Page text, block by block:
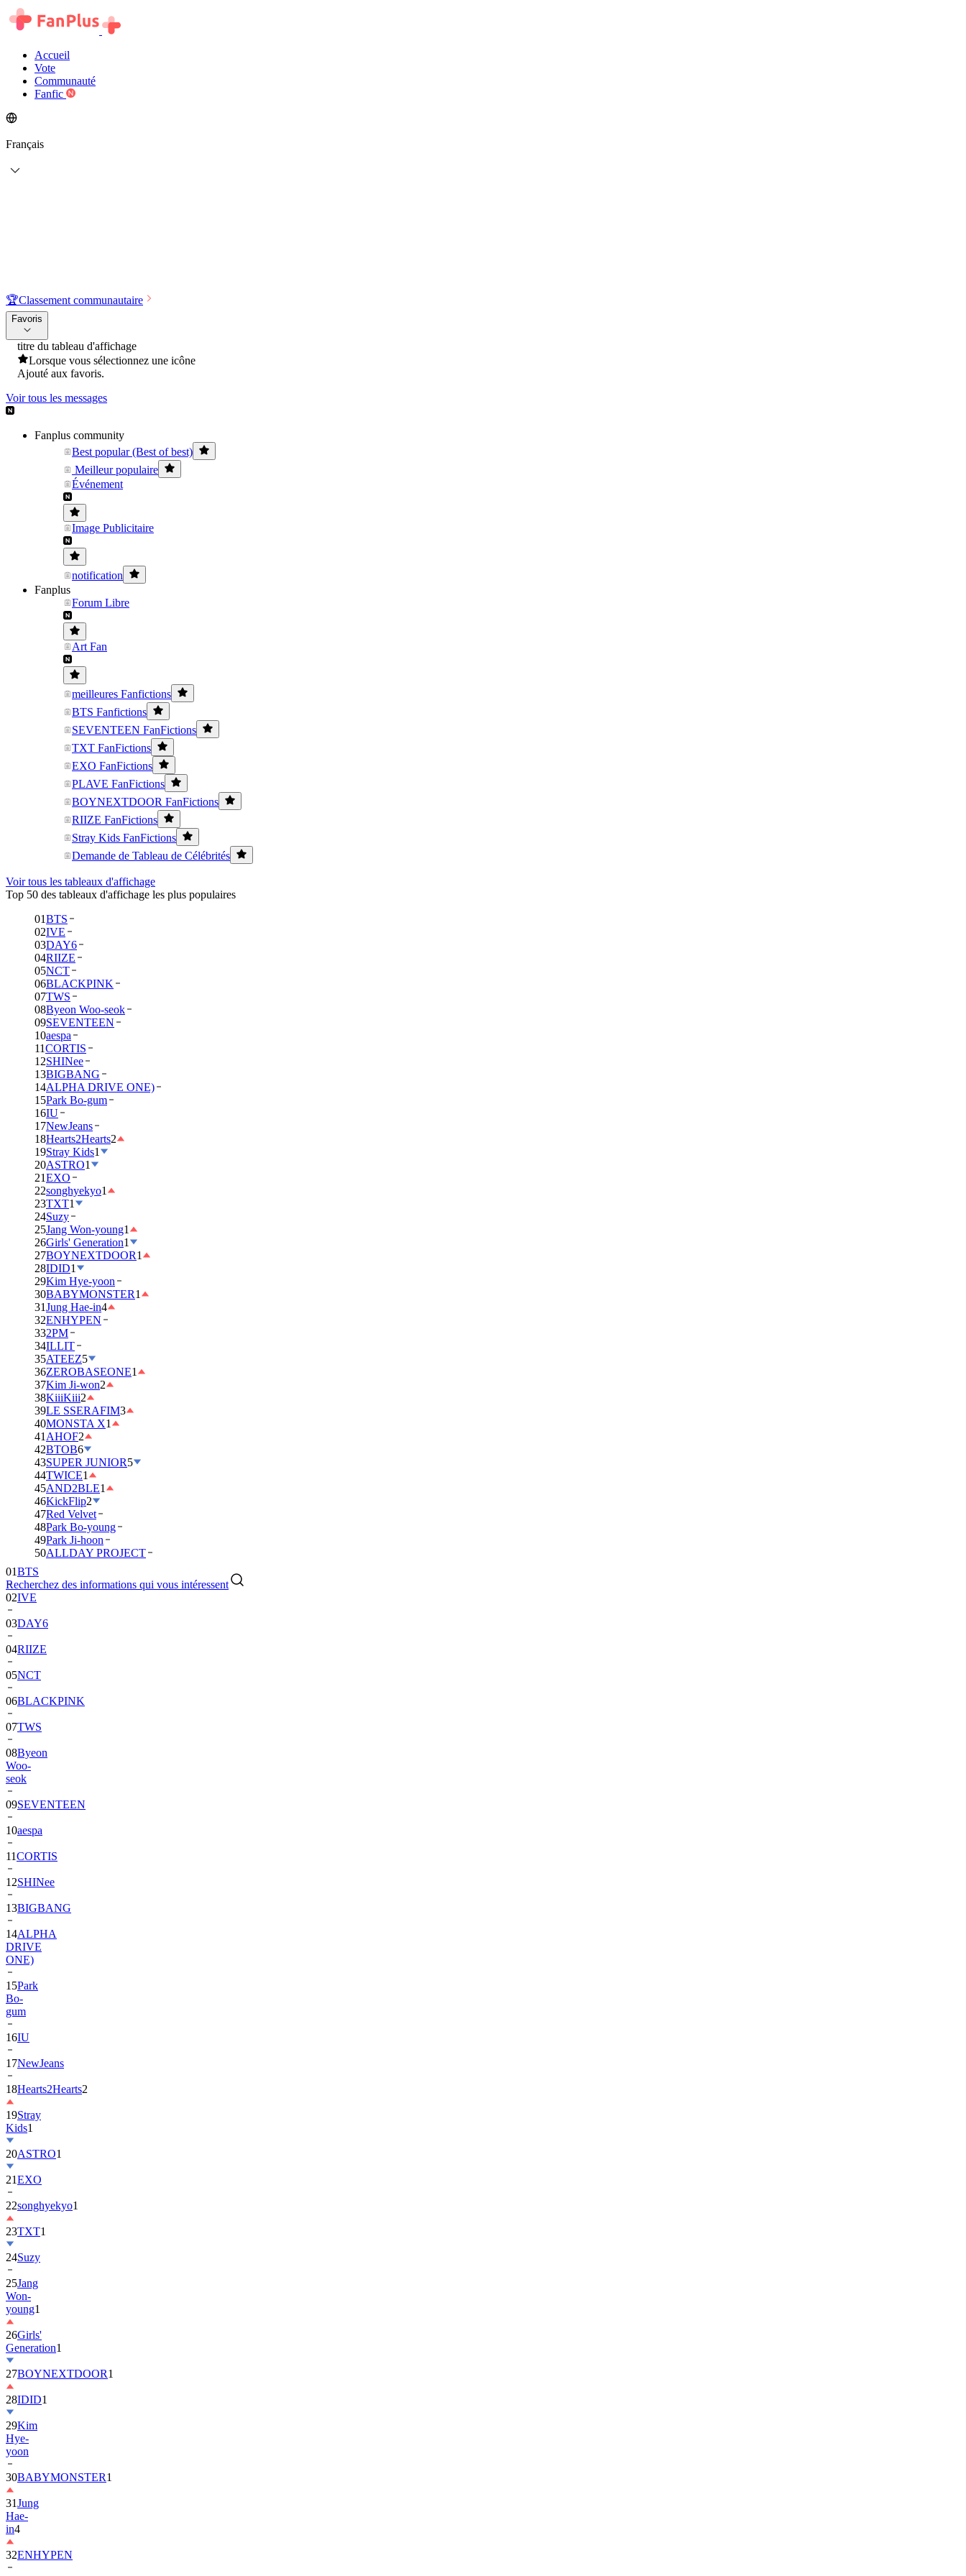
Accueil
Vote
Communauté
Fanfic
Français
🏆Classement communautaire
Favoris
titre du tableau d'affichage
Lorsque vous sélectionnez une icône
Ajouté aux favoris.
Voir tous les messages
Fanplus community
Best popular (Best of best)
Meilleur populaire
Événement
Image Publicitaire
notification
Fanplus
Forum Libre
Art Fan
meilleures Fanfictions
BTS Fanfictions
SEVENTEEN FanFictions
TXT FanFictions
EXO FanFictions
PLAVE FanFictions
BOYNEXTDOOR FanFictions
RIIZE FanFictions
Stray Kids FanFictions
Demande de Tableau de Célébrités
Voir tous les tableaux d'affichage
Top 50 des tableaux d'affichage les plus populaires
01BTS
02IVE
03DAY6
04RIIZE
05NCT
06BLACKPINK
07TWS
08Byeon Woo-seok
09SEVENTEEN
10aespa
11CORTIS
12SHINee
13BIGBANG
14ALPHA DRIVE ONE)
15Park Bo-gum
16IU
17NewJeans
18Hearts2Hearts2
19Stray Kids1
20ASTRO1
21EXO
22songhyekyo1
23TXT1
24Suzy
25Jang Won-young1
26Girls' Generation1
27BOYNEXTDOOR1
28IDID1
29Kim Hye-yoon
30BABYMONSTER1
31Jung Hae-in4
32ENHYPEN
332PM
34ILLIT
35ATEEZ5
36ZEROBASEONE1
37Kim Ji-won2
38KiiiKiii2
39LE SSERAFIM3
40MONSTA X1
41 AHOF2
42BTOB6
43SUPER JUNIOR5
44TWICE1
45AND2BLE1
46KickFlip2
47Red Velvet
48Park Bo-young
49Park Ji-hoon
50ALLDAY PROJECT
Recherchez des informations qui vous intéressent
BTS
02IVE
03DAY6
04RIIZE
05NCT
06BLACKPINK
07TWS
08Byeon
Woo-
seok
09SEVENTEEN
10aespa
11CORTIS
12SHINee
13BIGBANG
14ALPHA
DRIVE
ONE)
15Park
Bo-
gum
16IU
17NewJeans
18Hearts2Hearts
19Stray
Kids
20ASTRO
21EXO
22songhyekyo
23TXT1
24Suzy
25Jang
Won-
young1
26Girls'
Generation
27BOYNEXTDOOR
28IDID1
29Kim
Hye-
yoon
30BABYMONSTER
31Jung
Hae-
in4
32ENHYPEN
332PM